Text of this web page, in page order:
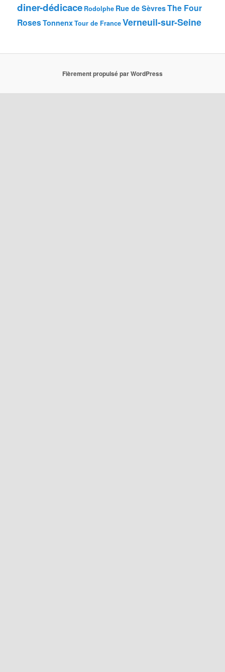
diner-dédicace Rodolphe Rue de SèvresThe Four
RosesTonnenxTour de FranceVerneuil-sur-Seine
Fièrement propulsé par WordPress